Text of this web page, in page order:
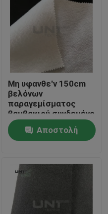
Μη υφανθε'ν 150cm
βελόνων
παραγεμίσματος
βαμβακιού συνδεμένο
ψεκασμός βάρος
πλάτους 80gsm
διατρήσεων
Αποστολή